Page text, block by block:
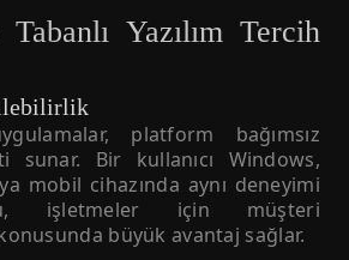
Yazılım Tercih
platform bağımsız
sunar. Bir kullanıcı Windows,
mobil cihazında aynı deneyimi
işletmeler için müşteri
büyük avantaj sağlar.